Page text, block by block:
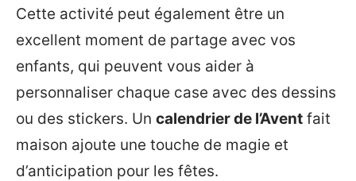
Cette activité peut également être un
excellent moment de partage avec vos
enfants, qui peuvent vous aider à
personnaliser chaque case avec des dessins
ou des stickers. Un calendrier de l’Avent fait
maison ajoute une touche de magie et
d’anticipation pour les fêtes.